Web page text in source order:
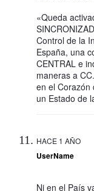
«Queda
Control de la
España, una
CENTRAL e
maneras a
en el Corazón
un Estado de
HACE 1 AÑO
UserName
Ni en el País